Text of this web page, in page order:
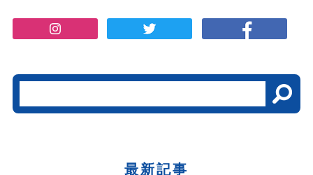
最新記事